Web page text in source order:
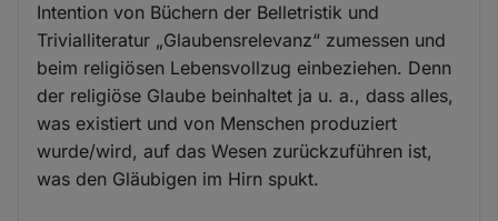
Intention von Büchern der Belletristik und
Trivialliteratur „Glaubensrelevanz“ zumessen und
beim religiösen Lebensvollzug einbeziehen. Denn
der religiöse Glaube beinhaltet ja u. a., dass alles,
was existiert und von Menschen produziert
wurde/wird, auf das Wesen zurückzuführen ist,
was den Gläubigen im Hirn spukt.